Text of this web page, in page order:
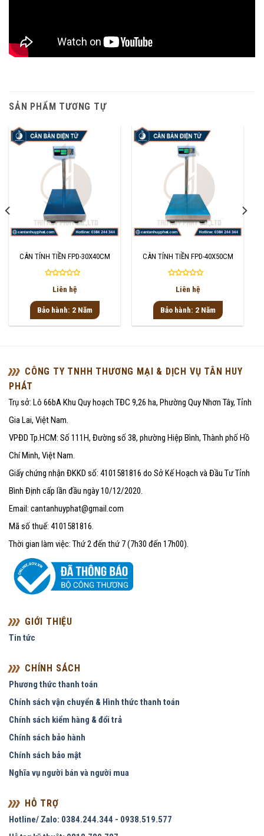
SẢN PHẨM TƯƠNG TỰ
CÂN TÍNH TIỀN FPD-30X40CM
Được
hạng
0
5
Liên hệ
Bảo hành: 2 Năm
CÂN TÍNH TIỀN FPD-40X50CM
Được
hạng
0
5
Liên hệ
Bảo hành: 2 Năm
CÔNG TY TNHH THƯƠNG MẠI & DỊCH VỤ TÂN HUY
PHÁT
Trụ sở: Lô 66bA Khu Quy hoạch TĐC 9,26 ha, Phường Quy Nhơn Tây, Tỉnh
Gia Lai, Việt Nam.
VPĐD Tp.HCM: Số 111H, Đường số 38, phường Hiệp Bình, Thành phố Hồ
Chí Minh, Việt Nam.
Giấy chứng nhận ĐKKD số: 4101581816 do Sở Kế Hoạch và Đầu Tư Tỉnh
Bình Định cấp lần đầu ngày 10/12/2020.
Email: cantanhuyphat@gmail.com
Mã số thuế: 4101581816.
Thời gian làm việc: Thứ 2 đến thứ 7 (7h30 đến 17h00).
GIỚI THIỆU
Tin tức
CHÍNH SÁCH
Phương thức thanh toán
Chính sách vận chuyển & Hình thức thanh toán
Chính sách kiểm hàng & đổi trả
Chính sách bảo hành
Chính sách bảo mật
Nghĩa vụ người bán và người mua
HỖ TRỢ
Hotline/ Zalo: 0384.244.344 - 0938.519.577